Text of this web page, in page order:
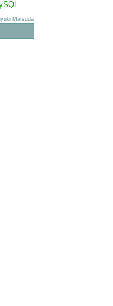
Matsuda